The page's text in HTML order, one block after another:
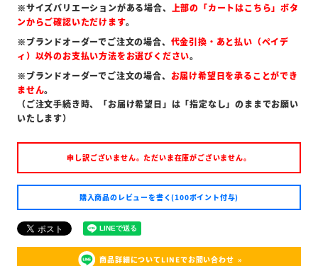
※サイズバリエーションがある場合、 上部の「カートはこちら」ボタ
ンからご確認いただけます。
※ブランドオーダーでご注文の場合、 代金引換・あと払い（ペイデ
ィ）以外のお支払い方法をお選びください。
※ブランドオーダーでご注文の場合、 お届け希望日を承ることができ
ません。
（ご注文手続き時、「お届け希望日」は「指定なし」のままでお願い
いたします）
申し訳ございません。ただいま在庫がございません。
購入商品のレビューを書く(100ポイント付与)
商品詳細についてLINEでお問い合わせ